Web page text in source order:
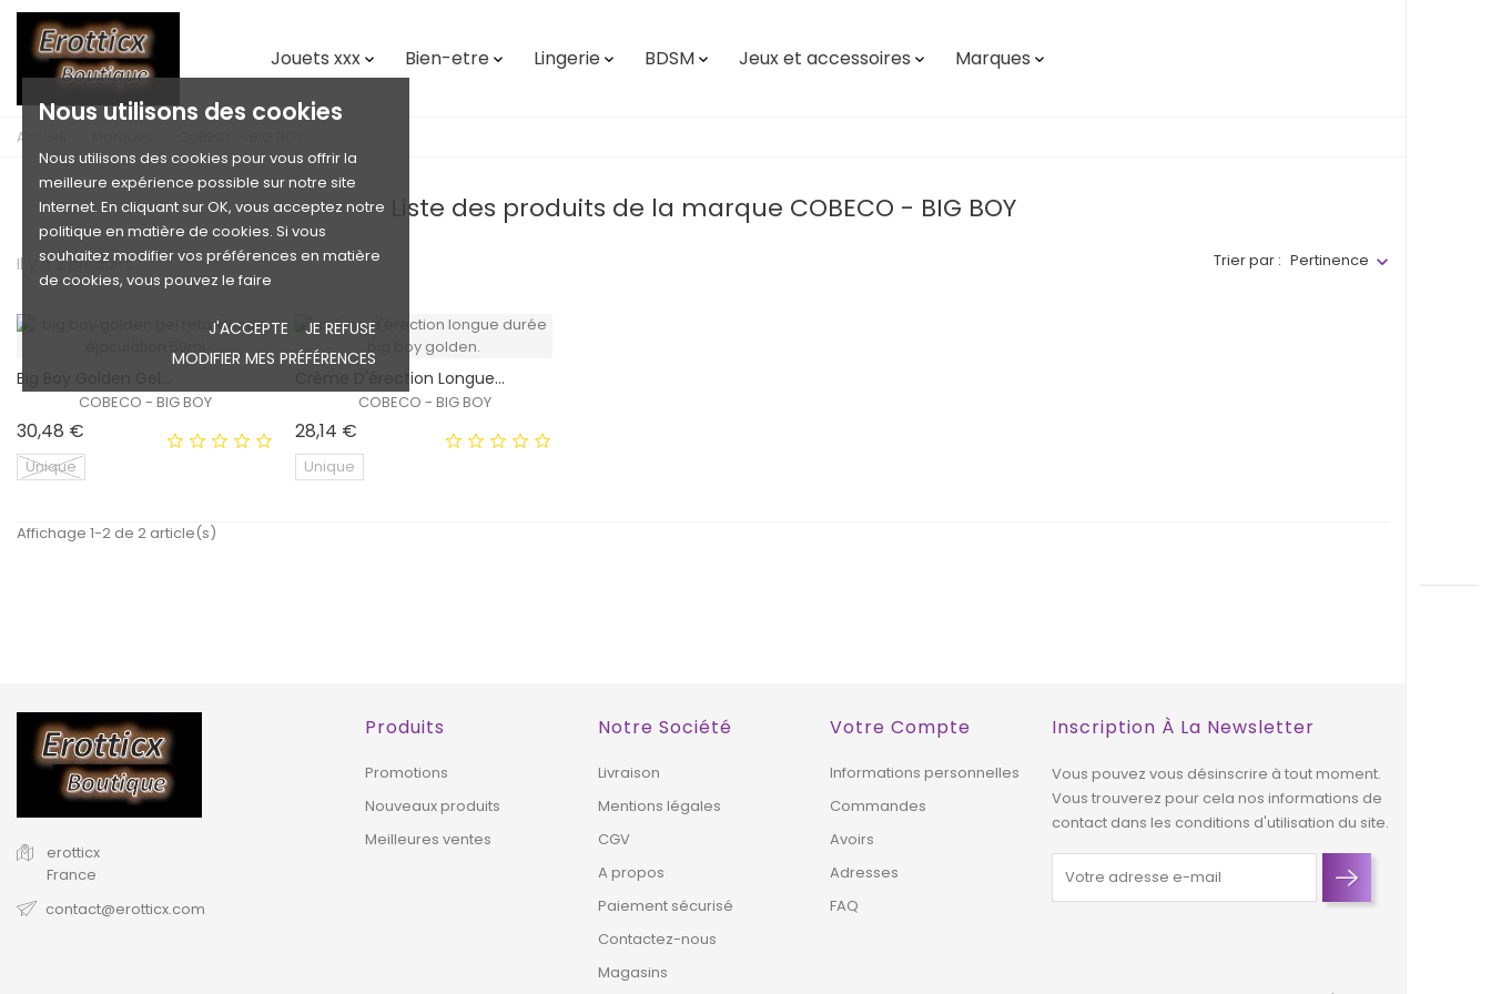
Nous utilisons des cookies
Nous utilisons des cookies pour vous offrir la
meilleure expérience possible sur notre site
Internet. En cliquant sur OK, vous acceptez notre
politique en matière de cookies. Si vous
souhaitez modifier vos préférences en matière
de cookies, vous pouvez le faire
J'ACCEPTE
JE REFUSE
MODIFIER MES PRÉFÉRENCES
Jouets xxx Bien-etre Lingerie BDSM Jeux et accessoires  Marques 
Accueil
Liste des produits de la marque COBECO - BIG BOY
Il y a 2 produits. Trier par : Pertinence
Big Boy Golden Gel...
COBECO - BIG BOY
30,48 €
Unique
Crème D'érection Longue...
COBECO - BIG BOY
28,14 €
Unique
Affichage 1-2 de 2 article(s)
erotticx
France
contact@erotticx.com
Produits
Promotions
Nouveaux produits
Meilleures ventes
Notre Société
Livraison
Mentions légales
CGV
A propos
Paiement sécurisé
Contactez-nous
Magasins
Votre Compte
Informations personnelles
Commandes
Avoirs
Adresses
FAQ
Inscription À La Newsletter
Vous pouvez vous désinscrire à tout moment.
Vous trouverez pour cela nos informations de
contact dans les conditions d'utilisation du site.